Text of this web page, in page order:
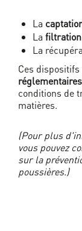
La
La filtration
La
Ces
réglementaires
conditions de
matières.
(Pour plus
vous pouvez
sur la
poussières.)